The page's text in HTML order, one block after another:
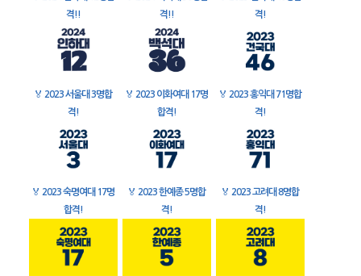
격!!
격!!
격!
🏅 2023 서울대 3명합
격!
🏅 2023 이화여대 17명
합격!
🏅 2023 홍익대 71명합
격!
🏅 2023 숙명여대 17명
합격!
🏅 2023 한예종 5명합
격!
🏅 2023 고려대 8명합
격!